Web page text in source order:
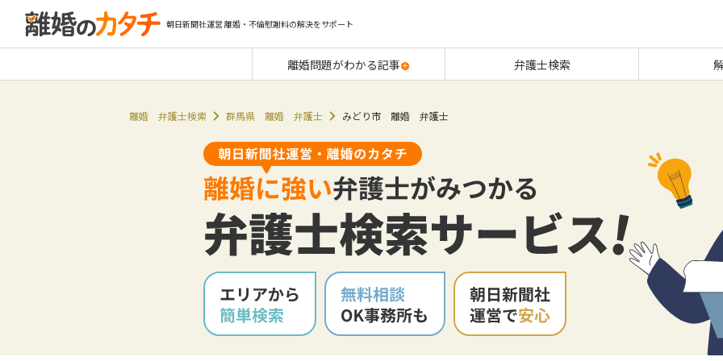
朝日新聞社運営 離婚・不倫慰謝料の解決をサポート
離婚問題がわかる記事 弁護士検索
離婚 弁護士検索 群馬県 離婚 弁護士 みどり市 離婚 弁護士